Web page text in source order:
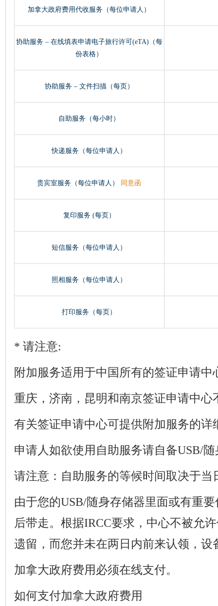
加拿大政府费用代收服务（每位申请人）
协助服务 – 在线填表申请电子旅行许可(eTA)（每
份表格）
协助服务 – 文件扫描（每页）
自助服务（每小时）
快递服务（每位申请人）
贵宾室服务（每位申请人） 同意函
复印服务 (每页）
短信服务（每位申请人）
照相服务（每位申请人）
打印服务（每页）
* 请注意:
附加服务适用于中国所有的签证申请中
重庆，济南，昆明和南京签证申请中心
有关签证申请中心可提供附加服务的详
申请人如欲使用自助服务请自备USB/
请注意：自助服务的等候时间取决于当
由于您的USB/随身存储器里面或有重
后带走。根据IRCC要求，中心不被允
遗留，而您并未在两日内前来认领，设
加拿大政府费用必须在线支付。
如何支付加拿大政府费用